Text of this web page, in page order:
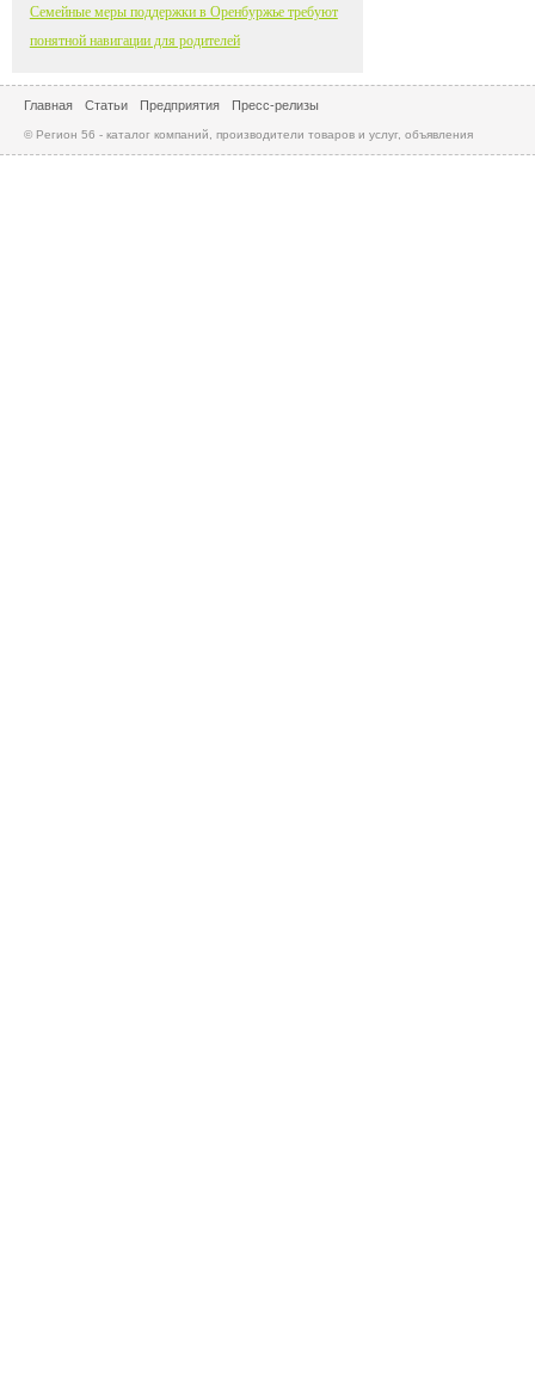
Семейные меры поддержки в Оренбуржье требуют
понятной навигации для родителей
Главная Статьи Предприятия Пресс-релизы
© Регион 56 - каталог компаний, производители товаров и услуг, объявления